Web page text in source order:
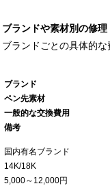
ブランドや素材別の修
ブランドごとの具体的な
ブランド
ペン先素材
一般的な交換費用
備考
国内有名ブランド
14K/18K
5,000～12,000円